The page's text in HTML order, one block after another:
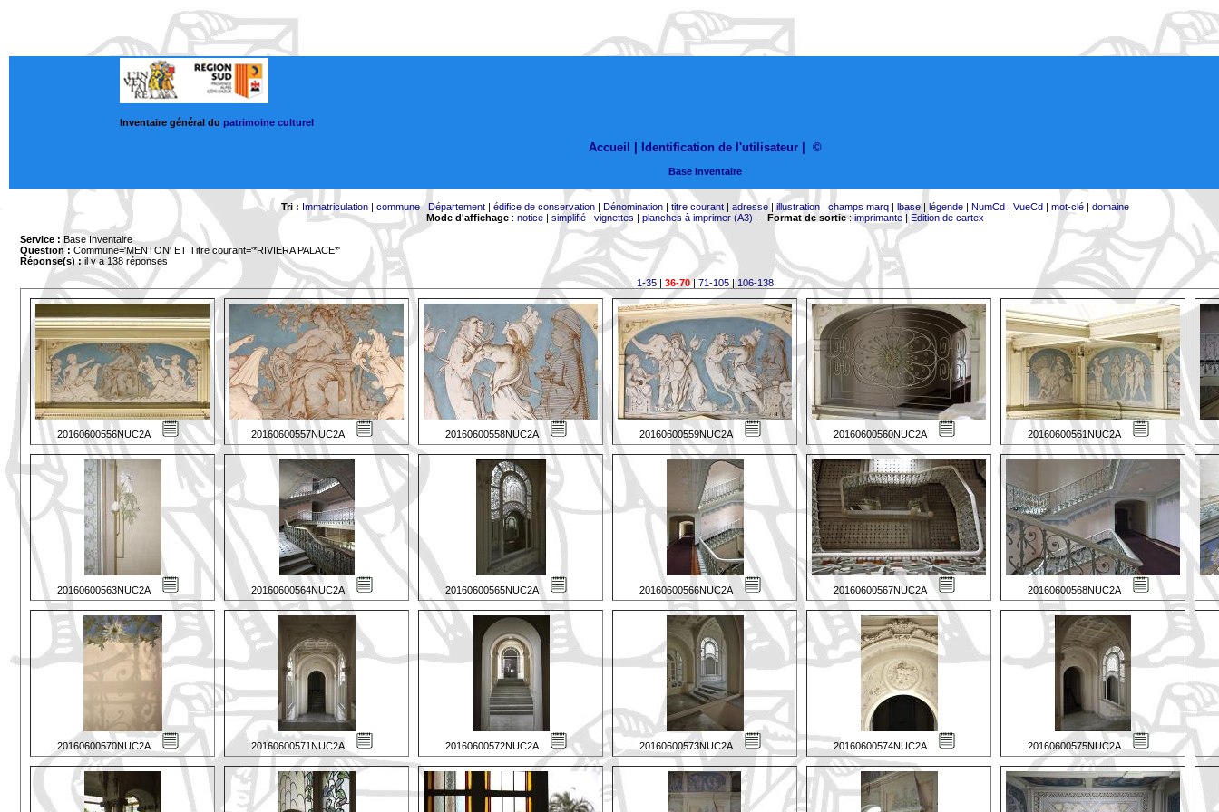
Inventaire général du patrimoine culturel
Accueil | Identification de l'utilisateur ©
Base Inventaire
Tri : Immatriculation| commune| Département| édifice de conservation| Dénomination| titre courant| adresse|illustration| champs marq| lbase| légende| NumCd| VueCd| mot-clé| domaine
Mode d'affichage: notice| simplifié| vignettes | planches à imprimer (A3) - Format de sortie:imprimante| Edition de cartex
Service : Base Inventaire
Question : Commune='MENTON' ET Titre courant='*RIVIERA PALACE*'
Réponse(s) :il y a 138 réponses
1-35| 36-70| 71-105|106-138
20160600556NUC2A 20160600557NUC2A 20160600558NUC2A 20160600559NUC2A 20160600560NUC2A 20160600561NUC2A
20160600563NUC2A 20160600564NUC2A 20160600565NUC2A 20160600566NUC2A 20160600567NUC2A 20160600568NUC2A
20160600570NUC2A 20160600571NUC2A 20160600572NUC2A 20160600573NUC2A 20160600574NUC2A 20160600575NUC2A